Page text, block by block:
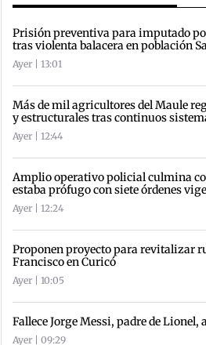
Prisión preventiva para imputado
tras violenta balacera en población
Ayer | 13:01
Más de mil agricultores del Maule
y estructurales tras continuos
Ayer | 12:44
Amplio operativo policial culmina
estaba prófugo con siete órdenes
Ayer | 12:24
Proponen proyecto para revitalizar
Francisco en Curicó
Ayer | 10:05
Fallece Jorge Messi, padre de Lionel,
Ayer | 09:29